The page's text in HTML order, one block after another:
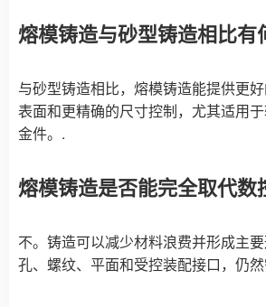
熔模铸造与砂型铸造相比有
与砂型铸造相比，熔模铸造能提供更
表面和更精确的尺寸控制，尤其适用
金件。.
熔模铸造是否能完全取代数
不。铸造可以减少材料浪费并形成主
孔、螺纹、平面和受控装配接口，仍